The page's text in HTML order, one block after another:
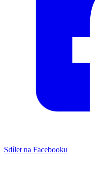
Sdílet na Facebooku